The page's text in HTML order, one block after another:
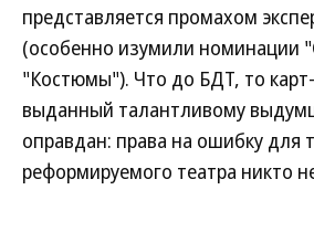
представляется промахом
(особенно изумили номинации
"Костюмы"). Что до БДТ, то
выданный талантливому
оправдан: права на ошибку для
реформируемого театра никто